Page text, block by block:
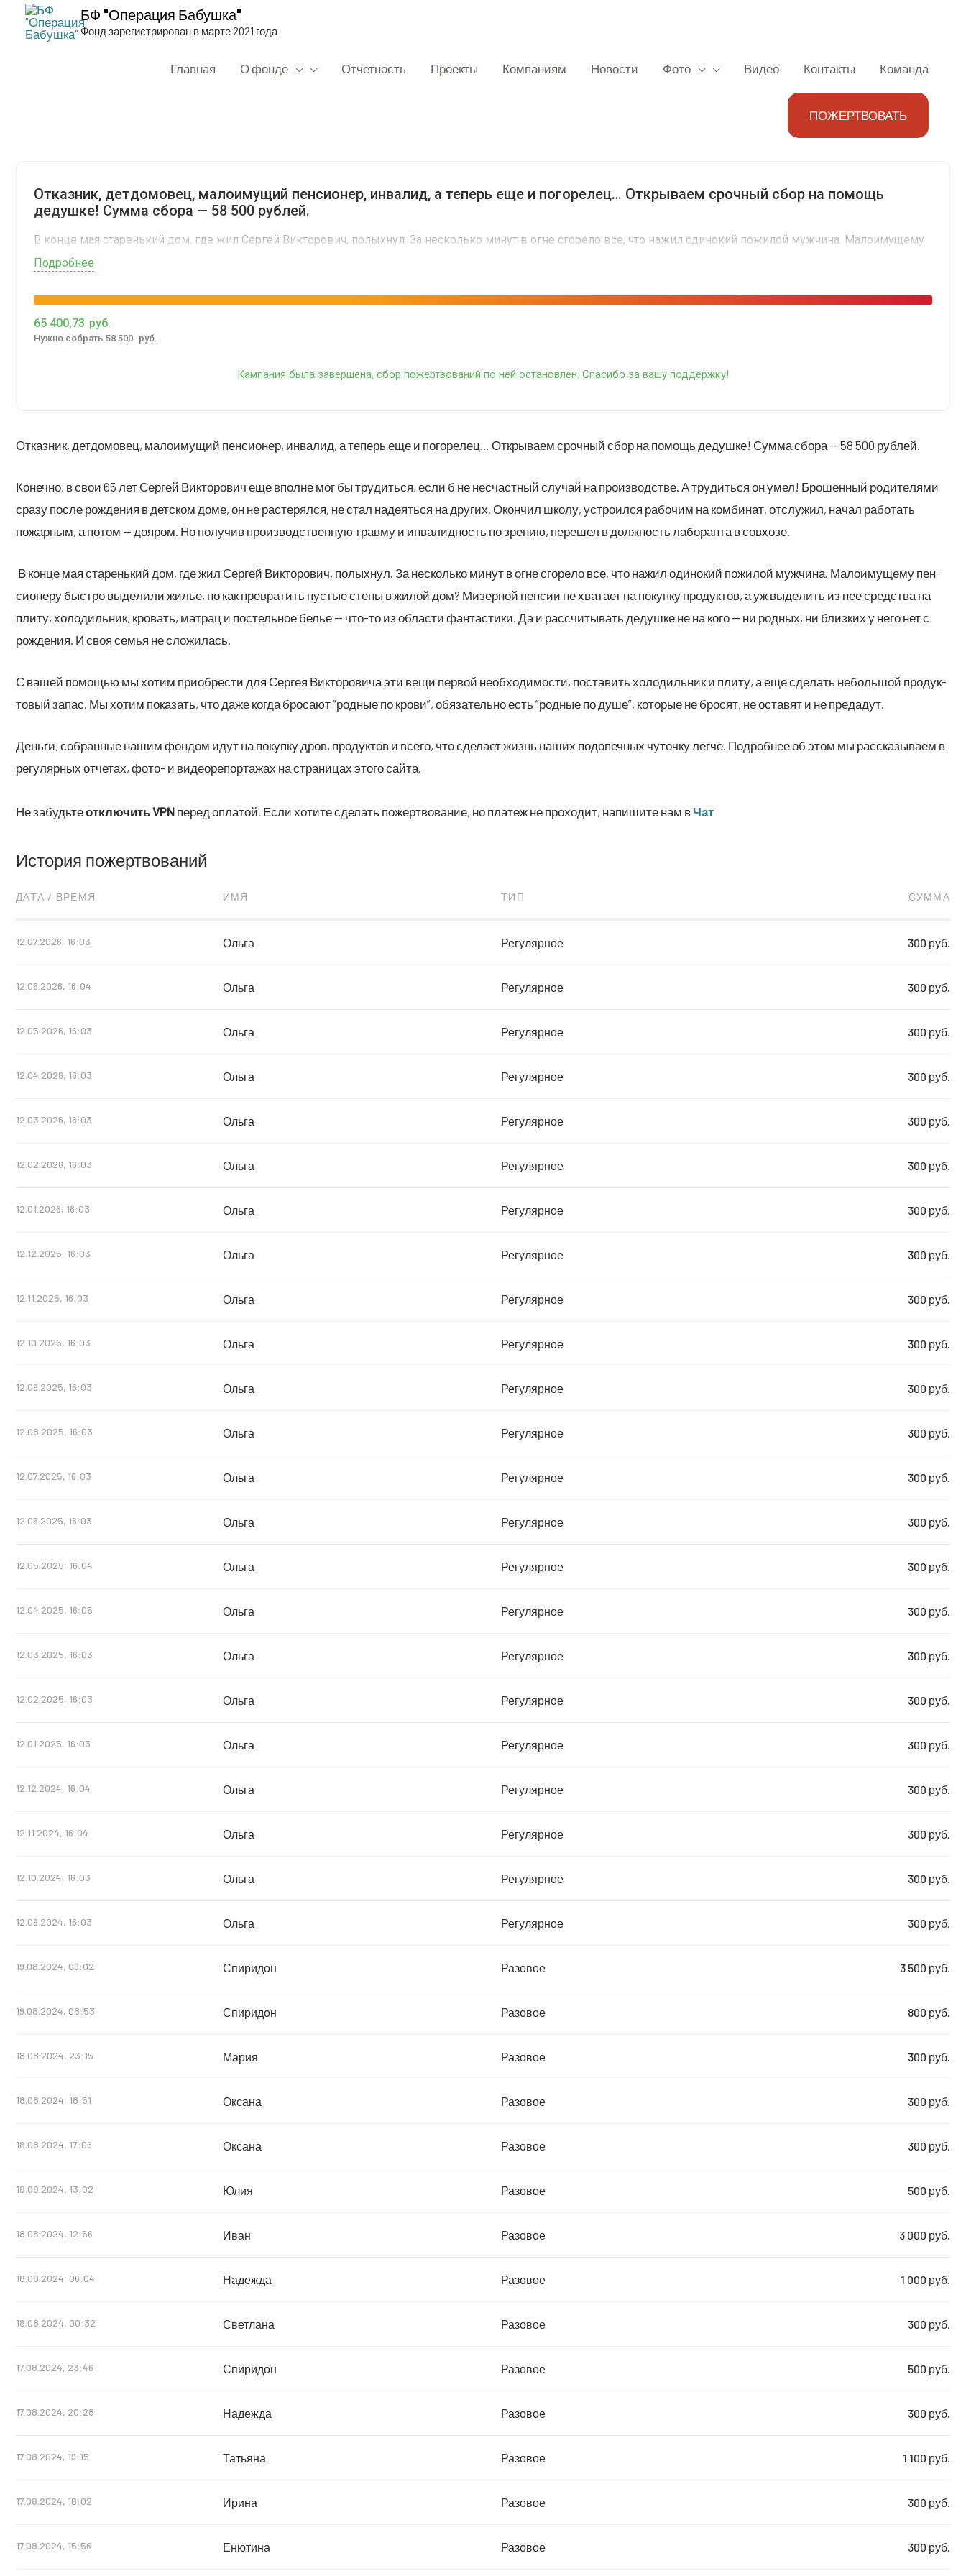
БФ "Операция Бабушка"
Фонд зарегистрирован в марте 2021 года
Главная О фонде Отчетность Проекты Компаниям Новости Фото Видео Контакты Команда
ПОЖЕРТВОВАТЬ
Отказ­ник, дет­до­мо­вец, мало­иму­щий пен­си­о­нер, инва­лид, а теперь еще и пого­ре­лец… Откры­ва­ем сроч­ный сбор на помощь
дедуш­ке! Сум­ма сбо­ра — 58 500 рублей.
В кон­це мая ста­рень­кий дом, где жил Сер­гей Вик­то­ро­вич, полых­нул. За несколь­ко минут в огне сго­ре­ло все, что нажил оди­но­кий пожи­лой муж­чи­на. Мало­иму­ще­му
пен­си­о­не­ру быст­ро выде­ли­ли жилье, но как пре­вра­тить пустые сте­ны в жилой дом?
Подроб­нее
65 400,73 руб.
Нуж­но собрать 58 500 руб.
Кам­па­ния была завер­ше­на, сбор пожерт­во­ва­ний по ней оста­нов­лен. Спа­си­бо за вашу поддержку!
Отказ­ник, дет­до­мо­вец, мало­иму­щий пен­си­о­нер, инва­лид, а теперь еще и пого­ре­лец… Откры­ва­ем сроч­ный сбор на помощь дедуш­ке! Сум­ма сбо­ра — 58 500 рублей.
Конеч­но, в свои 65 лет Сер­гей Вик­то­ро­вич еще вполне мог бы тру­дить­ся, если б не несчаст­ный слу­чай на про­из­вод­стве. А тру­дить­ся он умел! Бро­шен­ный роди­те­ля­ми
сра­зу после рож­де­ния в дет­ском доме, он не рас­те­рял­ся, не стал наде­ять­ся на дру­гих. Окон­чил шко­лу, устро­ил­ся рабо­чим на ком­би­нат, отслу­жил, начал рабо­тать
пожар­ным, а потом — доя­ром. Но полу­чив про­из­вод­ствен­ную трав­му и инва­лид­ность по зре­нию, пере­шел в долж­ность лабо­ран­та в совхозе.
В кон­це мая ста­рень­кий дом, где жил Сер­гей Вик­то­ро­вич, полых­нул. За несколь­ко минут в огне сго­ре­ло все, что нажил оди­но­кий пожи­лой муж­чи­на. Мало­иму­ще­му пен­
си­о­не­ру быст­ро выде­ли­ли жилье, но как пре­вра­тить пустые сте­ны в жилой дом? Мизер­ной пен­сии не хва­та­ет на покуп­ку про­дук­тов, а уж выде­лить из нее сред­ства на
пли­ту, холо­диль­ник, кро­вать, мат­рац и постель­ное белье — что-то из обла­сти фан­та­сти­ки. Да и рас­счи­ты­вать дедуш­ке не на кого — ни род­ных, ни близ­ких у него нет с
рож­де­ния. И своя семья не сложилась.
С вашей помо­щью мы хотим при­об­ре­сти для Сер­гея Вик­то­ро­ви­ча эти вещи пер­вой необ­хо­ди­мо­сти, поста­вить холо­диль­ник и пли­ту, а еще сде­лать неболь­шой про­дук­
то­вый запас. Мы хотим пока­зать, что даже когда бро­са­ют “род­ные по кро­ви”, обя­за­тель­но есть “род­ные по душе”, кото­рые не бро­сят, не оста­вят и не предадут.
Деньги, собранные нашим фондом идут на покупку дров, продуктов и всего, что сделает жизнь наших подопечных чуточку легче. Подробнее об этом мы рассказываем в
регулярных отчетах, фото- и видеорепортажах на страницах этого сайта.
Не забудьтеотключитьVPN перед оплатой. Если хотите сделать пожертвование, но платеж не проходит, напишите нам в Чат
История пожертвований
ДАТА / ВРЕМЯ ИМЯ ТИП СУММА
12.07.2026, 16:03 Ольга Регулярное 300 руб.
12.06.2026, 16:04 Ольга Регулярное 300 руб.
12.05.2026, 16:03 Ольга Регулярное 300 руб.
12.04.2026, 16:03 Ольга Регулярное 300 руб.
12.03.2026, 16:03 Ольга Регулярное 300 руб.
12.02.2026, 16:03 Ольга Регулярное 300 руб.
12.01.2026, 16:03 Ольга Регулярное 300 руб.
12.12.2025, 16:03 Ольга Регулярное 300 руб.
12.11.2025, 16:03 Ольга Регулярное 300 руб.
12.10.2025, 16:03 Ольга Регулярное 300 руб.
12.09.2025, 16:03 Ольга Регулярное 300 руб.
12.08.2025, 16:03 Ольга Регулярное 300 руб.
12.07.2025, 16:03 Ольга Регулярное 300 руб.
12.06.2025, 16:03 Ольга Регулярное 300 руб.
12.05.2025, 16:04 Ольга Регулярное 300 руб.
12.04.2025, 16:05 Ольга Регулярное 300 руб.
12.03.2025, 16:03 Ольга Регулярное 300 руб.
12.02.2025, 16:03 Ольга Регулярное 300 руб.
12.01.2025, 16:03 Ольга Регулярное 300 руб.
12.12.2024, 16:04 Ольга Регулярное 300 руб.
12.11.2024, 16:04 Ольга Регулярное 300 руб.
12.10.2024, 16:03 Ольга Регулярное 300 руб.
12.09.2024, 16:03 Ольга Регулярное 300 руб.
19.08.2024, 09:02 Спиридон Разовое 3 500 руб.
19.08.2024, 08:53 Спиридон Разовое 800 руб.
18.08.2024, 23:15 Мария Разовое 300 руб.
18.08.2024, 18:51 Оксана Разовое 300 руб.
18.08.2024, 17:06 Оксана Разовое 300 руб.
18.08.2024, 13:02 Юлия Разовое 500 руб.
18.08.2024, 12:56 Иван Разовое 3 000 руб.
18.08.2024, 06:04 Надежда Разовое 1 000 руб.
18.08.2024, 00:32 Светлана Разовое 300 руб.
17.08.2024, 23:46 Спиридон Разовое 500 руб.
17.08.2024, 20:28 Надежда Разовое 300 руб.
17.08.2024, 19:15 Татьяна Разовое 1 100 руб.
17.08.2024, 18:02 Ирина Разовое 300 руб.
17.08.2024, 15:56 Енютина Разовое 300 руб.